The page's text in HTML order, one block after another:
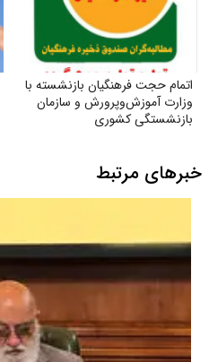
اتمام حجت فرهنگیان بازنشسته با
وزارت آموزش‌وپرورش و سازمان
بازنشستگی کشوری
خبرهای مرتبط